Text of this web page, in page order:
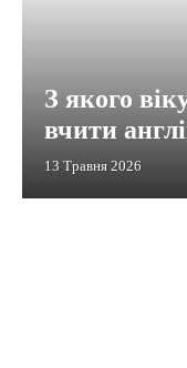
З якого
вчити
13 Травня 2026